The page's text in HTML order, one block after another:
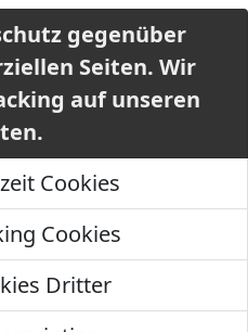
gegenüber
Seiten. Wir
auf unseren
Cookies
Cookies
Dritter